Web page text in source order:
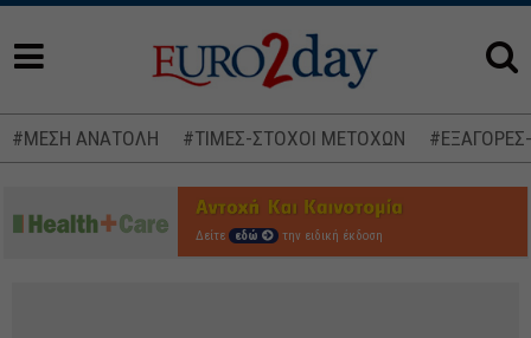
#ΜΕΣΗ ΑΝΑΤΟΛΗ #ΤΙΜΕΣ-ΣΤΟΧΟΙ ΜΕΤΟΧΩΝ
Δείτε εδώ την ειδική έκδοση